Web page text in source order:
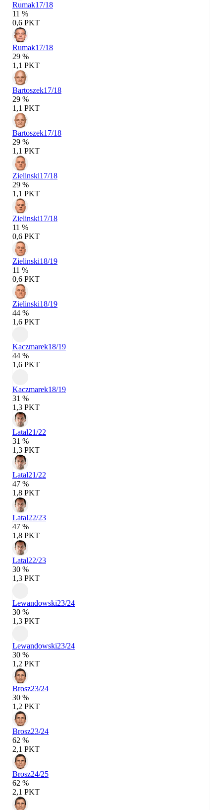
Rumak17/18
11 %
0,6 PKT
Rumak17/18
29 %
1,1 PKT
Bartoszek17/18
29 %
1,1 PKT
Bartoszek17/18
29 %
1,1 PKT
Zielinski17/18
29 %
1,1 PKT
Zielinski17/18
11 %
0,6 PKT
Zielinski18/19
11 %
0,6 PKT
Zielinski18/19
44 %
1,6 PKT
Kaczmarek18/19
44 %
1,6 PKT
Kaczmarek18/19
31 %
1,3 PKT
Latal21/22
31 %
1,3 PKT
Latal21/22
47 %
1,8 PKT
Latal22/23
47 %
1,8 PKT
Latal22/23
30 %
1,3 PKT
Lewandowski23/24
30 %
1,3 PKT
Lewandowski23/24
30 %
1,2 PKT
Brosz23/24
30 %
1,2 PKT
Brosz23/24
62 %
2,1 PKT
Brosz24/25
62 %
2,1 PKT